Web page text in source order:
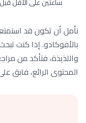
نأمل أن تكون قد
بالأفوكادو. إذا كنت
واللذيذة، فتأكد من
المحتوى الرائع، فابق